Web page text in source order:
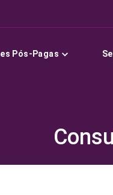
Pós-Pagas